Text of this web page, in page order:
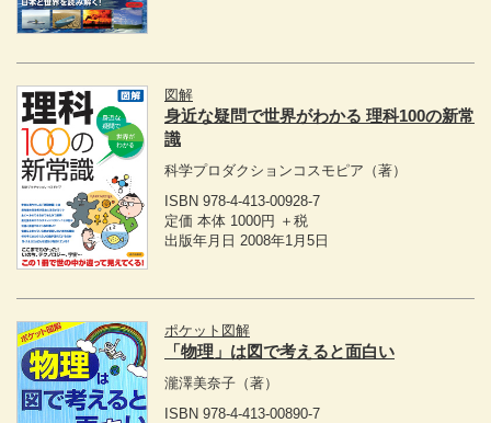
図解
身近な疑問で世界がわかる 理科100の新常
識
科学プロダクションコスモピア （著）
ISBN 978-4-413-00928-7
定価 本体 1000円 ＋税
出版年月日 2008年1月5日
ポケット図解
「物理」は図で考えると面白い
瀧澤美奈子 （著）
ISBN 978-4-413-00890-7